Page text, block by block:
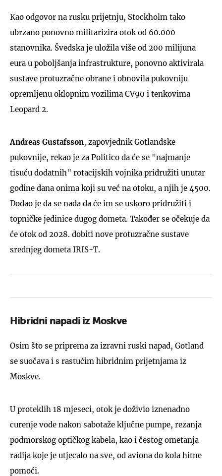
Kao odgovor na rusku prijetnju, Stockholm tako
ubrzano ponovno militarizira otok od 60.000
stanovnika. Švedska je uložila više od 200 milijuna
eura u poboljšanja infrastrukture, ponovno aktivirala
sustave protuzračne obrane i obnovila pukovniju
opremljenu oklopnim vozilima CV90 i tenkovima
Leopard 2.
Andreas Gustafsson, zapovjednik Gotlandske
pukovnije, rekao je za Politico da će se "najmanje
tisuću dodatnih" rotacijskih vojnika pridružiti unutar
godine dana onima koji su već na otoku, a njih je 4500.
Dodao je da se nada da će im se uskoro pridružiti i
topničke jedinice dugog dometa. Također se očekuje da
će otok od 2028. dobiti nove protuzračne sustave
srednjeg dometa IRIS-T.
Hibridni napadi iz Moskve
Osim što se priprema za izravni ruski napad, Gotland
se suočava i s rastućim hibridnim prijetnjama iz
Moskve.
U proteklih 18 mjeseci, otok je doživio iznenadno
curenje vode nakon sabotaže ključne pumpe, rezanja
podmorskog optičkog kabela, kao i čestog ometanja
radija koje je utjecalo na sve, od aviona do kola hitne
pomoći.